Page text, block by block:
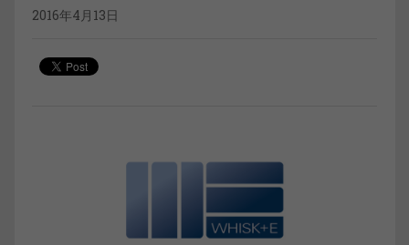
2016年4月13日